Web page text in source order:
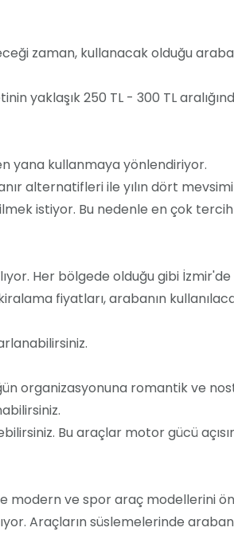
zaman, kullanacak olduğu
yaklaşık 250 TL - 300 TL
yana kullanmaya yönlendiriyor.
alternatifleri ile yılın dört
istiyor. Bu nedenle en çok
Her bölgede olduğu gibi
fiyatları, arabanın
organizasyonuna romantik ve
Bu araçlar motor gücü
modern ve spor araç modellerini
Araçların süslemelerinde